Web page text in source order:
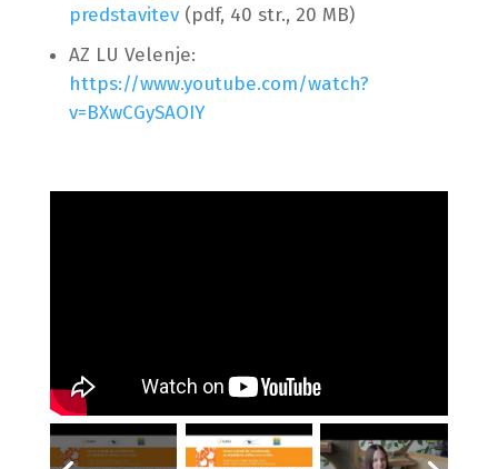
predstavitev(pdf, 40 str., 20 MB)
AZ LU Velenje:
https://www.youtube.com/watch?
v=BXwCGySAOIY